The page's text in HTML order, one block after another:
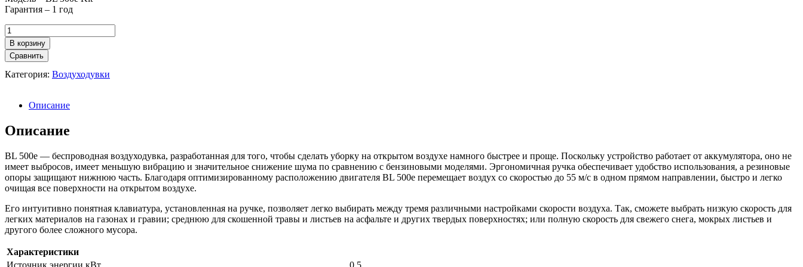
Гарантия – 1 год
Количество
товара
Воздуходувка
STIGA
BL
В корзину
Сравнить
Категория: Воздуходувки
Описание
Описание
BL 500e — беспроводная воздуходувка, разработанная для того, чтобы сделать уборку на открытом воздухе намного быстрее и проще. Поскольку устройство работает от аккумулятора, оно не
имеет выбросов, имеет меньшую вибрацию и значительное снижение шума по сравнению с бензиновыми моделями. Эргономичная ручка обеспечивает удобство использования, а резиновые
опоры защищают нижнюю часть. Благодаря оптимизированному расположению двигателя BL 500e перемещает воздух со скоростью до 55 м/с в одном прямом направлении, быстро и легко
очищая все поверхности на открытом воздухе.
Его интуитивно понятная клавиатура, установленная на ручке, позволяет легко выбирать между тремя различными настройками скорости воздуха. Так, сможете выбрать низкую скорость для
легких материалов на газонах и гравии; среднюю для скошенной травы и листьев на асфальте и других твердых поверхностях; или полную скорость для свежего снега, мокрых листьев и
другого более сложного мусора.
Характеристики
Источник энергии кВт
0,5